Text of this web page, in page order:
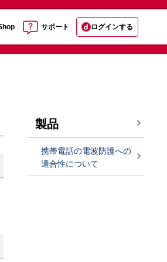
サポート ログインする
製品
携帯電話の電波防護への
適合性について